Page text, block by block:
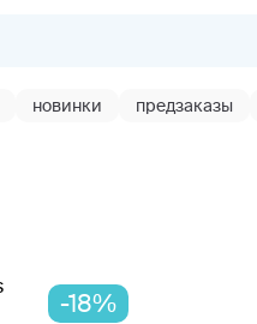
новинки предзаказы
-18%